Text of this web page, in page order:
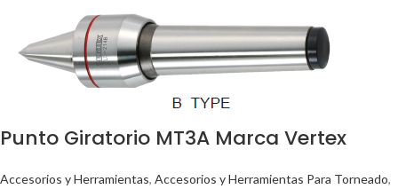
Punto Giratorio MT3A Marca Vertex
Accesorios y Herramientas, Accesorios y Herramientas Para Torneado,